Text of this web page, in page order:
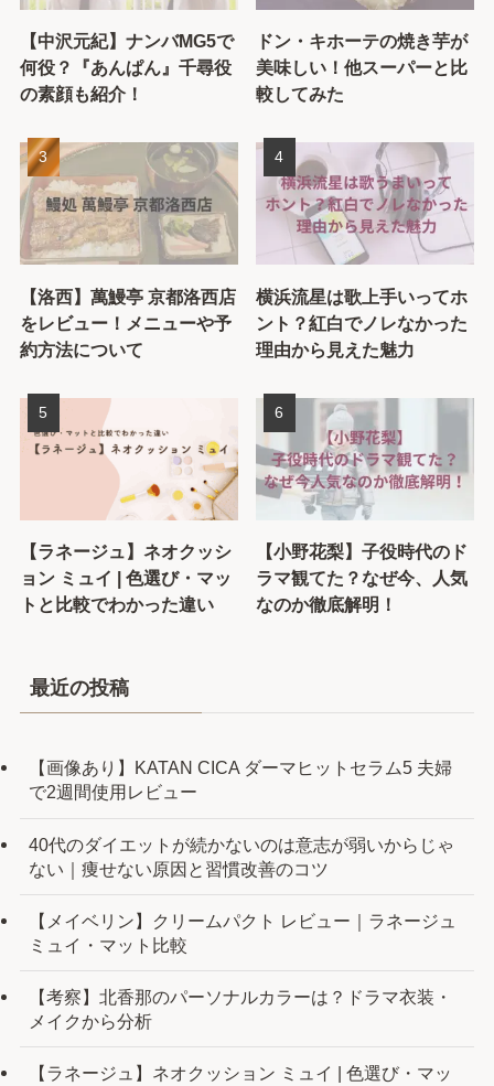
【中沢元紀】ナンバMG5で
何役？『あんぱん』千尋役
の素顔も紹介！
ドン・キホーテの焼き芋が
美味しい！他スーパーと比
較してみた
【洛西】萬鰻亭 京都洛西店
をレビュー！メニューや予
約方法について
横浜流星は歌上手いってホ
ント？紅白でノレなかった
理由から見えた魅力
【ラネージュ】ネオクッシ
ョン ミュイ | 色選び・マッ
トと比較でわかった違い
【小野花梨】子役時代のド
ラマ観てた？なぜ今、人気
なのか徹底解明！
最近の投稿
【画像あり】KATAN CICA ダーマヒットセラム5 夫婦
で2週間使用レビュー
40代のダイエットが続かないのは意志が弱いからじゃ
ない｜痩せない原因と習慣改善のコツ
【メイベリン】クリームパクト レビュー｜ラネージュ
ミュイ・マット比較
【考察】北香那のパーソナルカラーは？ドラマ衣装・
メイクから分析
【ラネージュ】ネオクッション ミュイ | 色選び・マッ